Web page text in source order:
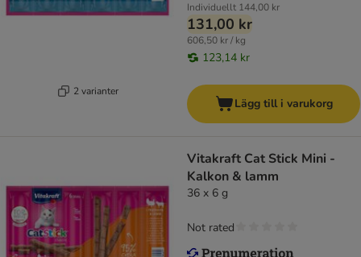
2 varianter
Individuellt 144,00 kr
131,00 kr
606,50 kr / kg
123,14 kr
Lägg till i varukorg
Vitakraft Cat Stick Mini -
Kalkon & lamm
36 x 6 g
Not rated